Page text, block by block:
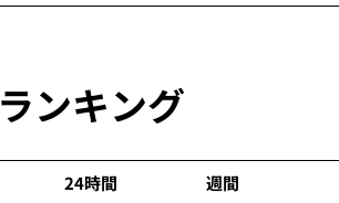
ランキング
24時間 週間